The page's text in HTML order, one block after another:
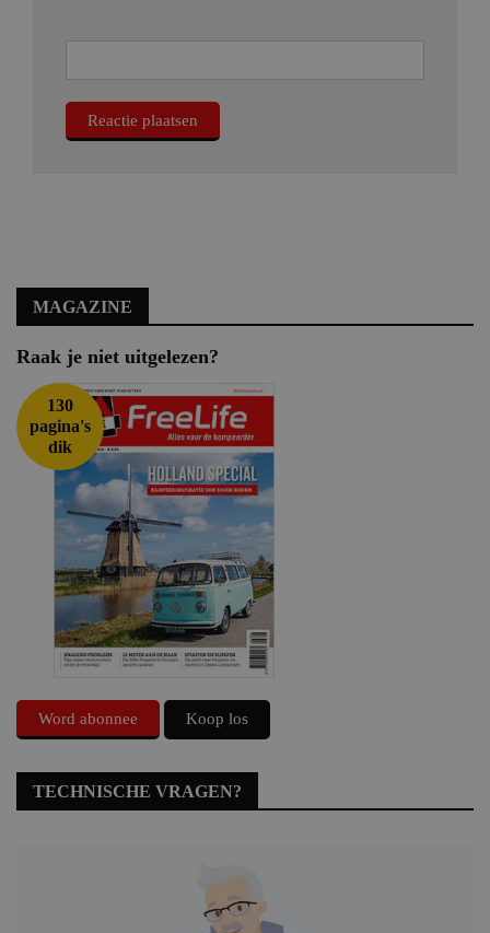
MAGAZINE
Raak je niet uitgelezen?
130
pagina's
dik
Word abonnee Koop los
TECHNISCHE VRAGEN?